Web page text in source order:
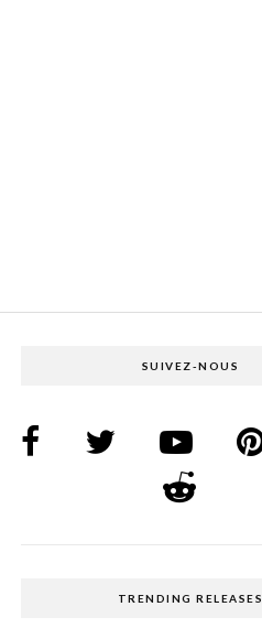
SUIVEZ-NOUS
TRENDING RELEASES